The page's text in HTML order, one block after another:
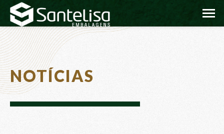
NOTÍCIAS